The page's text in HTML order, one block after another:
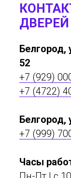
ДВЕРЕЙ
Белгород,
52
+7 (929)
+7 (4722)
Белгород,
+7 (999)
Часы